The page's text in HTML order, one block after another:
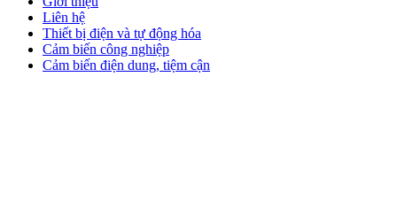
Liên hệ
Thiết bị điện và tự động hóa
Cảm biến công nghiệp
Cảm biến điện dung, tiệm cận